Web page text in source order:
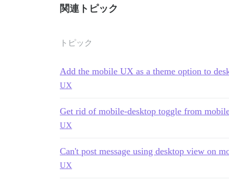
関連トピック
トピック
Add the mobile UX as a theme option to
UX
Get rid of mobile-desktop toggle from
UX
Can't post message using desktop view on
UX